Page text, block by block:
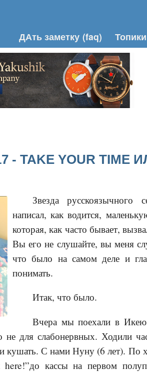
ДАть заметку (faq) Топики
- TAKE YOUR TIME
Звезда
написал, как водится,
которая, как часто бывает,
Вы его не слушайте, вы меня
что было на самом деле и
понимать.
Итак, что было.
Вчера мы поехали в
для слабонервных. Ходили
кушать. С нами Нуну (6 лет). По
кассы на первом